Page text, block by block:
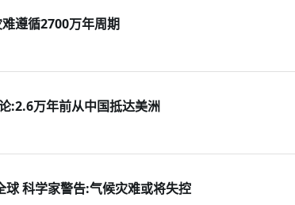
遵循2700万年周期
:2.6万年前从中国抵达美洲
科学家警告:气候灾难或将失控